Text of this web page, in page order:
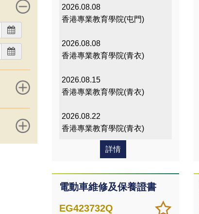
2026.08.08
香港專業教育學院(屯門)
2026.08.08
香港專業教育學院(青衣)
2026.08.15
香港專業教育學院(青衣)
2026.08.22
香港專業教育學院(青衣)
詳情
電動車維修及保養證書
加
儲存
EG423732Q